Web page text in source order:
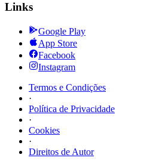
Links
Google Play
App Store
Facebook
Instagram
Termos e Condições
·
Política de Privacidade
·
Cookies
·
Direitos de Autor